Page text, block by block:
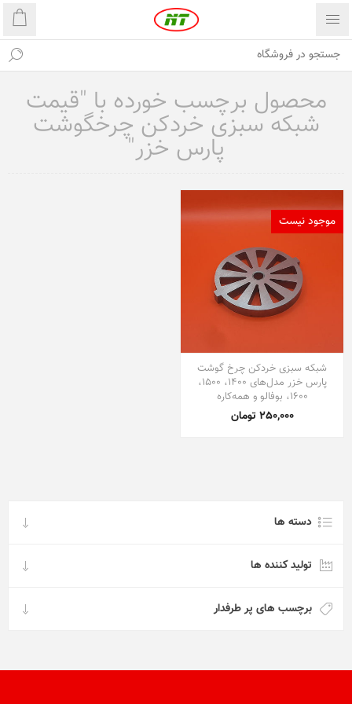
محصول برچسب خورده با "قیمت
شبکه سبزی خردکن چرخگوشت
پارس خزر"
موجود نیست
شبکه سبزی خردکن چرخ گوشت
پارس خزر مدل‌های 1400، 1500،
1600، بوفالو و همه‌کاره
250,000 تومان
دسته ها
تولید کننده ها
برچسب های پر طرفدار